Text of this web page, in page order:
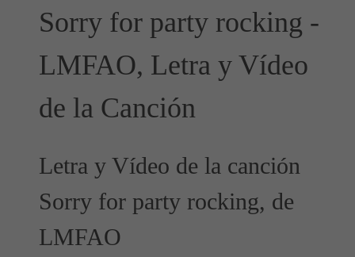
Sorry for party rocking -
LMFAO, Letra y Vídeo
de la Canción
Letra y Vídeo de la canción
Sorry for party rocking, de
LMFAO